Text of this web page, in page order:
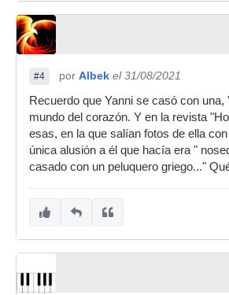
#4 por Albek el 31/08/2021
Recuerdo que Yanni se casó con una,
mundo del corazón. Y en la revista
esas, en la que salían fotos de ella
única alusión a él que hacía era "
casado con un peluquero griego..."